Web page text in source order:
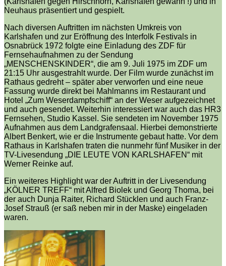
Neuhaus präsentiert und gespielt.
Nach diversen Auftritten im nächsten Umkreis von
Karlshafen und zur Eröffnung des Interfolk Festivals in
Osnabrück 1972 folgte eine Einladung des ZDF für
Fernsehaufnahmen zu der Sendung
„MENSCHENSKINDER“, die am 9. Juli 1975 im ZDF um
21:15 Uhr ausgestrahlt wurde. Der Film wurde zunächst im
Rathaus gedreht – später aber verworfen und eine neue
Fassung wurde direkt bei Mahlmanns im Restaurant und
Hotel „Zum Weserdampfschiff“ an der Weser aufgezeichnet
und auch gesendet. Weiterhin interessiert war auch das HR3
Fernsehen, Studio Kassel. Sie sendeten im November 1975
Aufnahmen aus dem Landgrafensaal. Hierbei demonstrierte
Albert Benkert, wie er die Instrumente gebaut hatte. Vor dem
Rathaus in Karlshafen traten die nunmehr fünf Musiker in der
TV-Livesendung „DIE LEUTE VON KARLSHAFEN“ mit
Werner Reinke auf.
Ein weiteres Highlight war der Auftritt in der Livesendung
„KÖLNER TREFF“ mit Alfred Biolek und Georg Thoma, bei
der auch Dunja Raiter, Richard Stücklen und auch Franz-
Josef Strauß (er saß neben mir in der Maske) eingeladen
waren.